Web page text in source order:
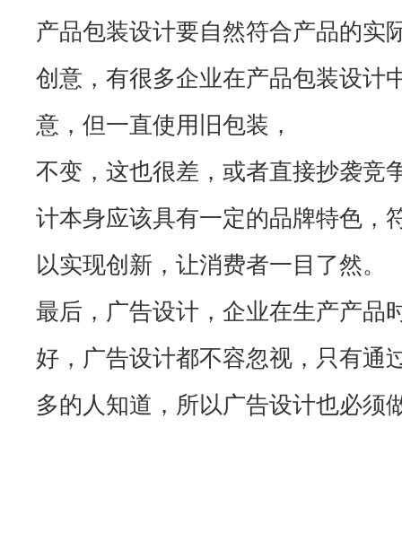
产品包装设计要自然符合产品的实
创意，有很多企业在产品包装设计
意，但一直使用旧包装，
不变，这也很差，或者直接抄袭竞
计本身应该具有一定的品牌特色，
以实现创新，让消费者一目了然。
最后，广告设计，企业在生产产品
好，广告设计都不容忽视，只有通
多的人知道，所以广告设计也必须